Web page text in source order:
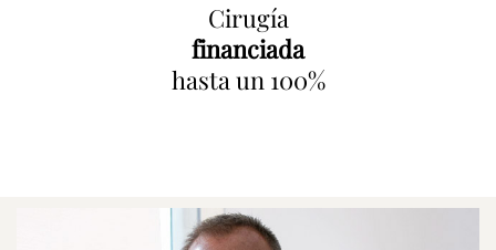
Cirugía
financiada
hasta un 100%